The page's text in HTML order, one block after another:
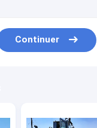
Continuer